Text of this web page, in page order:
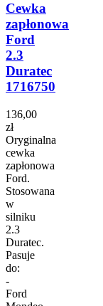
Cewka
zapłonowa
Ford
2.3
Duratec
1716750
136,00
zł
Oryginalna
cewka
zapłonowa
Ford.
Stosowana
w
silniku
2.3
Duratec.
Pasuje
do:
-
Ford